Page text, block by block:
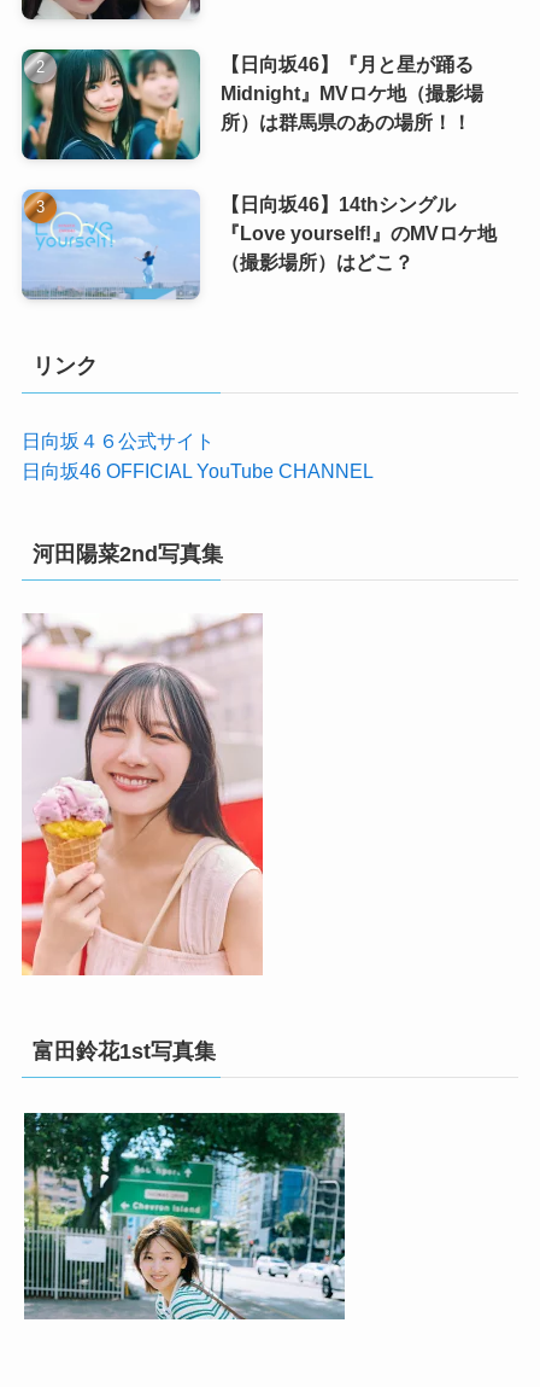
【日向坂46】『月と星が踊る
Midnight』MVロケ地（撮影場
所）は群馬県のあの場所！！
【日向坂46】14thシングル
『Love yourself!』のMVロケ地
（撮影場所）はどこ？
リンク
日向坂４６公式サイト
日向坂46 OFFICIAL YouTube CHANNEL
河田陽菜2nd写真集
富田鈴花1st写真集